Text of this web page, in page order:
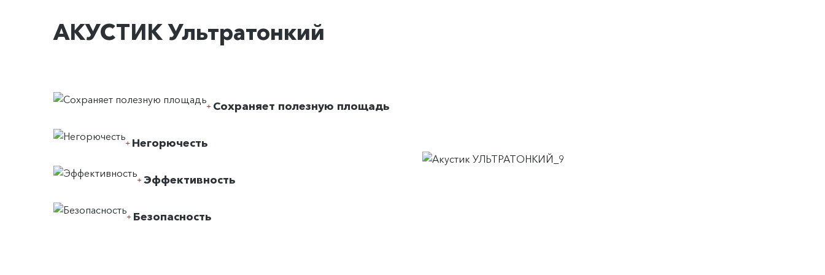
АКУСТИК Ультратонкий
Сохраняет полезную площадь
Негорючесть
Эффективность
Безопасность